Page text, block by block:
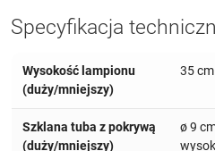
Specyfikacja
Wysokość lampionu
(duży/mniejszy)
35
Szklana tuba z pokrywą
(duży/mniejszy)
ø 9